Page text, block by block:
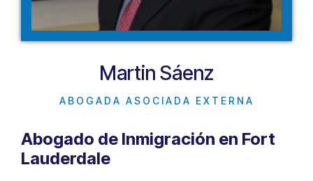
Martin Sáenz
ABOGADA ASOCIADA EXTERNA
Abogado de Inmigración en Fort
Lauderdale